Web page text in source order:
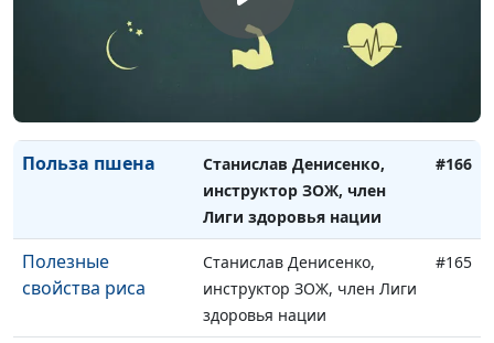
здоровья нации
человека
Станислав Денисенко,
здоровья нации
Польза пшена
Станислав Денисенко,
инструктор ЗОЖ, член
Лиги здоровья нации
#166
Полезные
свойства риса
Станислав Денисенко,
инструктор ЗОЖ, член Лиги
здоровья нации
#165